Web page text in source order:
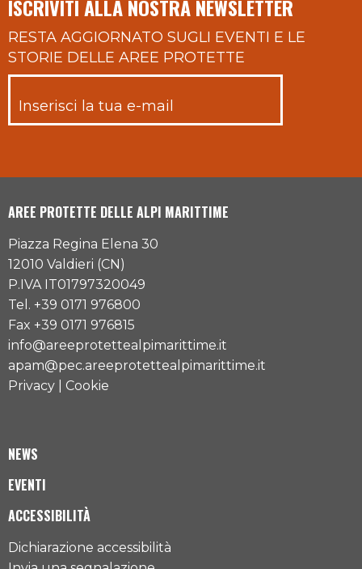
ISCRIVITI ALLA NOSTRA NEWSLETTER
RESTA AGGIORNATO SUGLI EVENTI E LE
STORIE DELLE AREE PROTETTE
AREE PROTETTE DELLE ALPI MARITTIME
Piazza Regina Elena 30
12010 Valdieri (CN)
P.IVA IT01797320049
Tel. +39 0171 976800
Fax +39 0171 976815
info@areeprotettealpimarittime.it
apam@pec.areeprotettealpimarittime.it
Privacy
Cookie
NEWS
EVENTI
ACCESSIBILITÀ
Dichiarazione accessibilità